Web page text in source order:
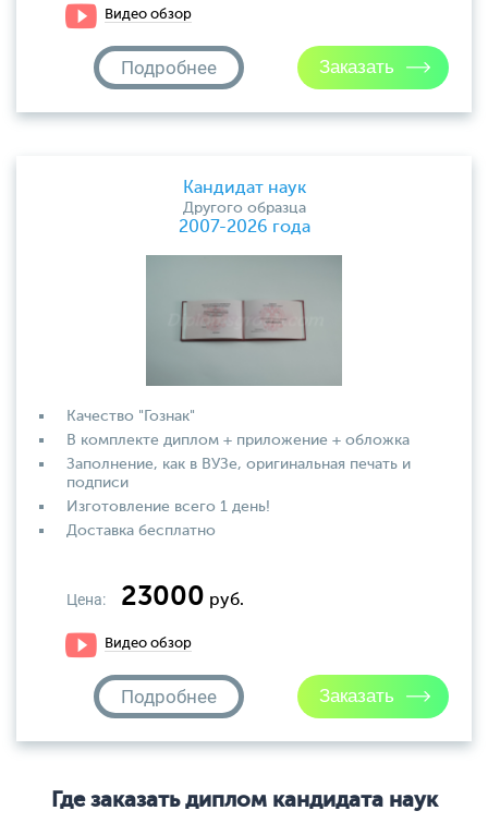
Видео обзор
Подробнее
Кандидат наук
Другого образца
2007-2026 года
Качество "Гознак"
В комплекте диплом + приложение + обложка
Заполнение, как в ВУЗе, оригинальная печать и
подписи
Изготовление всего 1 день!
Доставка бесплатно
Цена: 23000 руб.
Видео обзор
Подробнее
Где заказать диплом кандидата наук